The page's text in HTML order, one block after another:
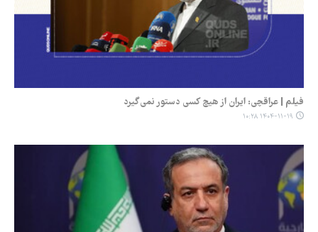
فیلم | عراقچی: ایران از هیچ کسی دستور نمی‌گیرد
۱۴۰۴-۱۱-۱۹ ۱۰:۲۸